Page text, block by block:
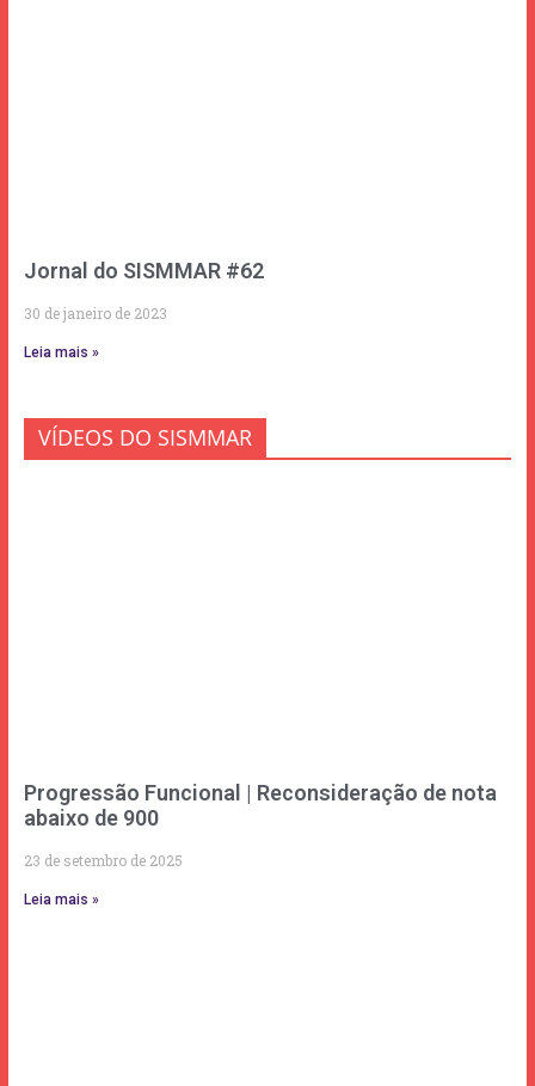
Jornal do SISMMAR #62
30 de janeiro de 2023
Leia mais »
VÍDEOS DO SISMMAR
Progressão Funcional | Reconsideração de nota
abaixo de 900
23 de setembro de 2025
Leia mais »